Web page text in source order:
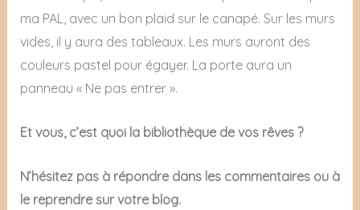
ma PAL, avec un bon plaid sur le canapé. Sur les murs
vides, il y aura des tableaux. Les murs auront des
couleurs pastel pour égayer. La porte aura un
panneau « Ne pas entrer ».
Et vous, c’est quoi la bibliothèque de vos rêves ?
N’hésitez pas à répondre dans les commentaires ou à
le reprendre sur votre blog.